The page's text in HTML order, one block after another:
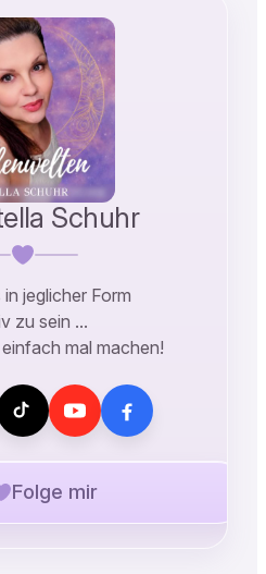
Schuhr
jeglicher Form
zu sein …
mal machen!
Folge mir